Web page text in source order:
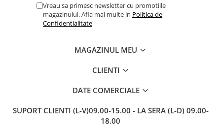
Vreau sa primesc newsletter cu promotiile
magazinului. Afla mai multe in Politica de
Confidentialitate
MAGAZINUL MEU
CLIENTI
DATE COMERCIALE
SUPORT CLIENTI (L-V)09.00-15.00 - LA SERA (L-D) 09.00-
18.00